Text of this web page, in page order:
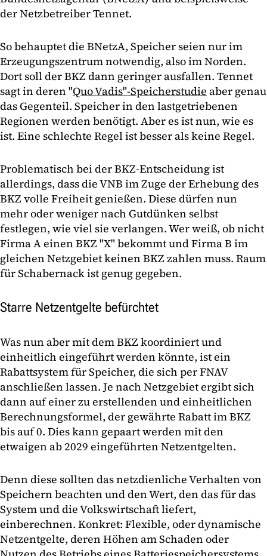
der Netzbetreiber Tennet.
So behauptet die BNetzA, Speicher seien nur im
Erzeugungszentrum notwendig, also im Norden.
Dort soll der BKZ dann geringer ausfallen. Tennet
sagt in deren "Quo Vadis"-Speicherstudie aber genau
das Gegenteil. Speicher in den lastgetriebenen
Regionen werden benötigt. Aber es ist nun, wie es
ist. Eine schlechte Regel ist besser als keine Regel.
Problematisch bei der BKZ-Entscheidung ist
allerdings, dass die VNB im Zuge der Erhebung des
BKZ volle Freiheit genießen. Diese dürfen nun
mehr oder weniger nach Gutdünken selbst
festlegen, wie viel sie verlangen. Wer weiß, ob nicht
Firma A einen BKZ "X" bekommt und Firma B im
gleichen Netzgebiet keinen BKZ zahlen muss. Raum
für Schabernack ist genug gegeben.
Starre Netzentgelte befürchtet
Was nun aber mit dem BKZ koordiniert und
einheitlich eingeführt werden könnte, ist ein
Rabattsystem für Speicher, die sich per FNAV
anschließen lassen. Je nach Netzgebiet ergibt sich
dann auf einer zu erstellenden und einheitlichen
Berechnungsformel, der gewährte Rabatt im BKZ
bis auf 0. Dies kann gepaart werden mit den
etwaigen ab 2029 eingeführten Netzentgelten.
Denn diese sollten das netzdienliche Verhalten von
Speichern beachten und den Wert, den das für das
System und die Volkswirtschaft liefert,
einberechnen. Konkret: Flexible, oder dynamische
Netzentgelte, deren Höhen am Schaden oder